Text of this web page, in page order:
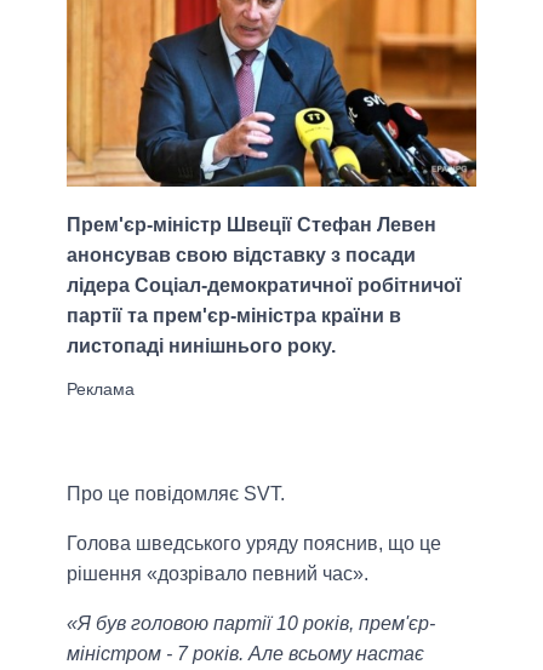
Прем'єр-міністр Швеції Стефан Левен
анонсував свою відставку з посади
лідера Соціал-демократичної робітничої
партії та прем'єр-міністра країни в
листопаді нинішнього року.
Про це повідомляє SVT.
Голова шведського уряду пояснив, що це
рішення «дозрівало певний час».
«Я був головою партії 10 років, прем'єр-
міністром - 7 років. Але всьому настає